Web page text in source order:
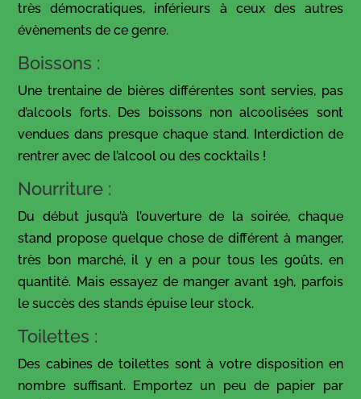
très démocratiques, inférieurs à ceux des autres
évènements de ce genre.
Boissons :
Une trentaine de bières différentes sont servies, pas
d’alcools forts. Des boissons non alcoolisées sont
vendues dans presque chaque stand. Interdiction de
rentrer avec de l’alcool ou des cocktails !
Nourriture :
Du début jusqu’à l’ouverture de la soirée, chaque
stand propose quelque chose de différent à manger,
très bon marché, il y en a pour tous les goûts, en
quantité. Mais essayez de manger avant 19h, parfois
le succès des stands épuise leur stock.
Toilettes :
Des cabines de toilettes sont à votre disposition en
nombre suffisant. Emportez un peu de papier par